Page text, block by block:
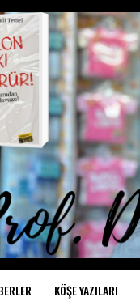
KÖŞE YAZILARI